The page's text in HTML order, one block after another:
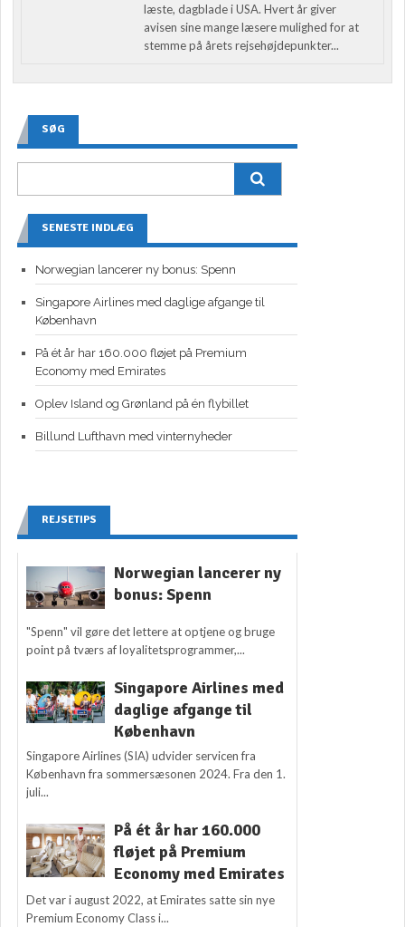
læste, dagblade i USA. Hvert år giver
avisen sine mange læsere mulighed for at
stemme på årets rejsehøjdepunkter...
SØG
SENESTE INDLÆG
Norwegian lancerer ny bonus: Spenn
Singapore Airlines med daglige afgange til
København
På ét år har 160.000 fløjet på Premium
Economy med Emirates
Oplev Island og Grønland på én flybillet
Billund Lufthavn med vinternyheder
REJSETIPS
Norwegian lancerer ny
bonus: Spenn
"Spenn" vil gøre det lettere at optjene og bruge
point på tværs af loyalitetsprogrammer,...
Singapore Airlines med
daglige afgange til
København
Singapore Airlines (SIA) udvider servicen fra
København fra sommersæsonen 2024. Fra den 1.
juli...
På ét år har 160.000
fløjet på Premium
Economy med Emirates
Det var i august 2022, at Emirates satte sin nye
Premium Economy Class i...